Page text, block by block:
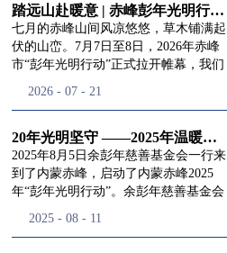
生、李玲辉先生、郭启兴先生及梅鑫先
生，现场列席人员:监事孙海跃先生，联
合党支部书记曾层同志。本次会议由理
事长徐滨主持，会议出席人数超过理事
换届会议严格按照基金会章程规定流程
同回顾了基金会过往任期内在助学兴
教、医疗救助、公益事业普惠等多个领
域深耕耕耘的公益历程，充分肯定了第
三届理事会全体成员多年来接续付出的
民、济世利人"的慈善理念所做出的突
踏远山赴暖意 | 赤峰彭年光明行动启程，入户回访接住乡亲眼底的光亮
七月的赤峰山间风凉悠悠，草木铺满起
伏的山峦。7月7日至8日，2026年赤峰
市“彭年光明行动”正式拉开帷幕，我们
土地，赴一场延续了二十一年的光明之
残联唐婷婷理事长到场参与本次启动活
动，由衷肯定了基金会坚持二十一年深
耕光明帮扶的坚守，也向长久奔走推进
项目的我们表达了谢意。二十一年时光
市与县域，一趟趟奔赴偏远地区，只为
2026 - 07 - 21
20年光明坚守 ——2025年温暖启程“彭年光明行动”内蒙赤峰
2025年8月5日余彭年慈善基金会一行来
到了内蒙赤峰，启动了内蒙赤峰2025
年“彭年光明行动”。余彭年慈善基金会
欣以及余彭年慈善基金会志愿者姜颖妍
2025 - 08 - 11